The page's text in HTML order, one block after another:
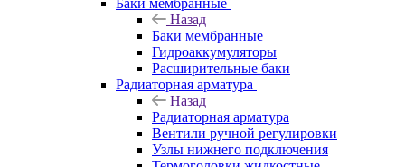
Баки мембранные
Назад
Баки мембранные
Гидроаккумуляторы
Расширительные баки
Радиаторная арматура
Назад
Радиаторная арматура
Вентили ручной регулировки
Узлы нижнего подключения